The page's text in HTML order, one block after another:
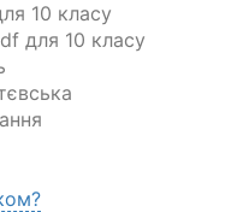
10 класу
для 10 класу